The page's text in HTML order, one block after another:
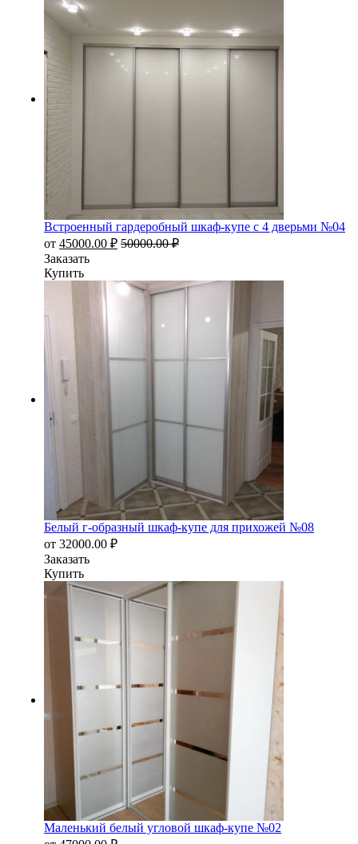
Встроенный гардеробный шкаф-купе с 4 дверьми №04
от 45000.00 ₽ 50000.00₽
Заказать
Купить
Белый г-образный шкаф-купе для прихожей №08
от 32000.00 ₽
Заказать
Купить
Маленький белый угловой шкаф-купе №02